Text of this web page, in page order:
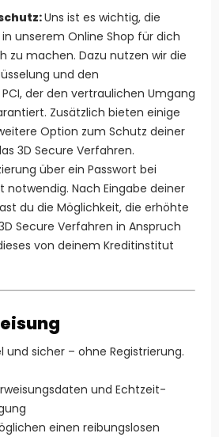
Uns ist es wichtig, die
unserem Online Shop für dich
zu machen. Dazu nutzen wir die
und den
der den vertraulichen Umgang
Zusätzlich bieten einige
Option zum Schutz deiner
3D Secure Verfahren.
über ein Passwort bei
Nach Eingabe deiner
du die Möglichkeit, die erhöhte
Secure Verfahren in Anspruch
von deinem Kreditinstitut
sicher – ohne Registrierung.
und Echtzeit-
einen reibungslosen